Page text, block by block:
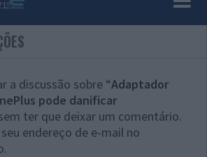
a discussão sobre “Adaptador
pode danificar
ter que deixar um comentário.
endereço de e-mail no